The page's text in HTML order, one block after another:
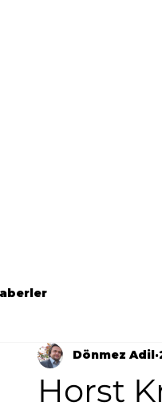
Horst
Dönmez Adil